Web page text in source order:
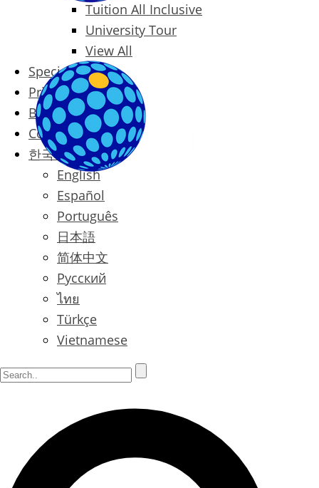
Tuition All Inclusive
University Tour
View All
Special Offers
Prices
Blog
Contact
한국어
English
Español
Português
日本語
简体中文
Русский
ไทย
Türkçe
Vietnamese